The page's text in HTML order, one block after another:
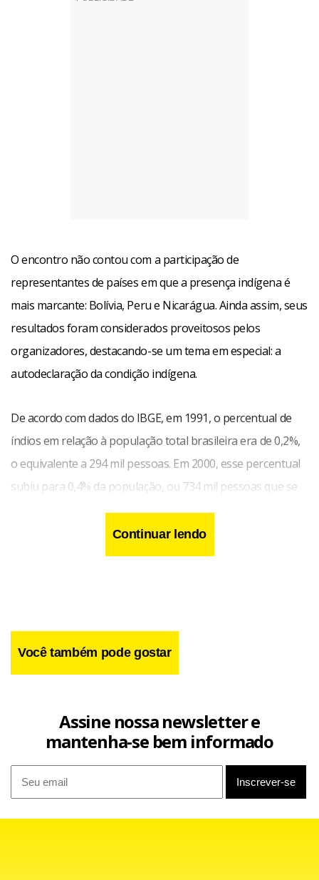
O encontro não contou com a participação de
representantes de países em que a presença indígena é
mais marcante: Bolívia, Peru e Nicarágua. Ainda assim, seus
resultados foram considerados proveitosos pelos
organizadores, destacando-se um tema em especial: a
autodeclaração da condição indígena.
De acordo com dados do IBGE, em 1991, o percentual de
índios em relação à população total brasileira era de 0,2%,
o equivalente a 294 mil pessoas. Em 2000, esse percentual
subiu para 0,4% da população, ou 734 mil pessoas que se
declararam indígenas no recenseamento.
Continuar lendo
Você também pode gostar
Assine nossa newsletter e
mantenha-se bem informado